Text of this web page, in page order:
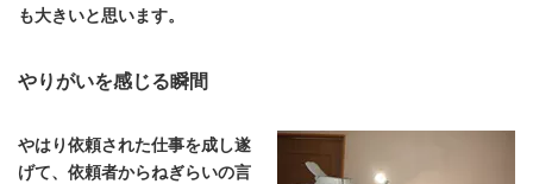
も大きいと思います。
やりがいを感じる瞬間
やはり依頼された仕事を成し遂
げて、依頼者からねぎらいの言